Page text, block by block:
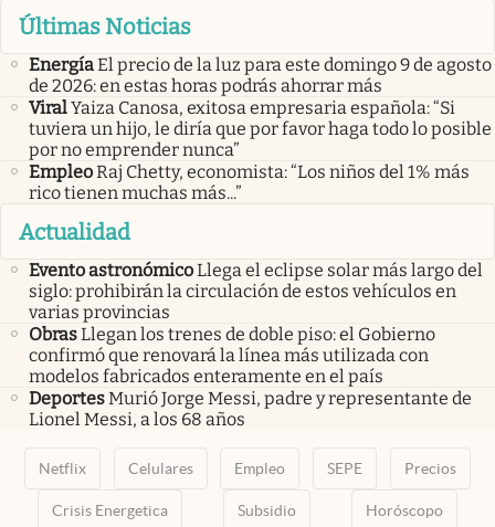
Últimas Noticias
EnergíaEl precio de la luz para este domingo 9 de agosto
de 2026: en estas horas podrás ahorrar más
ViralYaiza Canosa, exitosa empresaria española: “Si
tuviera un hijo, le diría que por favor haga todo lo posible
por no emprender nunca”
EmpleoRaj Chetty, economista: “Los niños del 1% más
rico tienen muchas más...”
Actualidad
Evento astronómicoLlega el eclipse solar más largo del
siglo: prohibirán la circulación de estos vehículos en
varias provincias
ObrasLlegan los trenes de doble piso: el Gobierno
confirmó que renovará la línea más utilizada con
modelos fabricados enteramente en el país
DeportesMurió Jorge Messi, padre y representante de
Lionel Messi, a los 68 años
Netflix Celulares Empleo SEPE Precios
Crisis Energetica Subsidio Horóscopo